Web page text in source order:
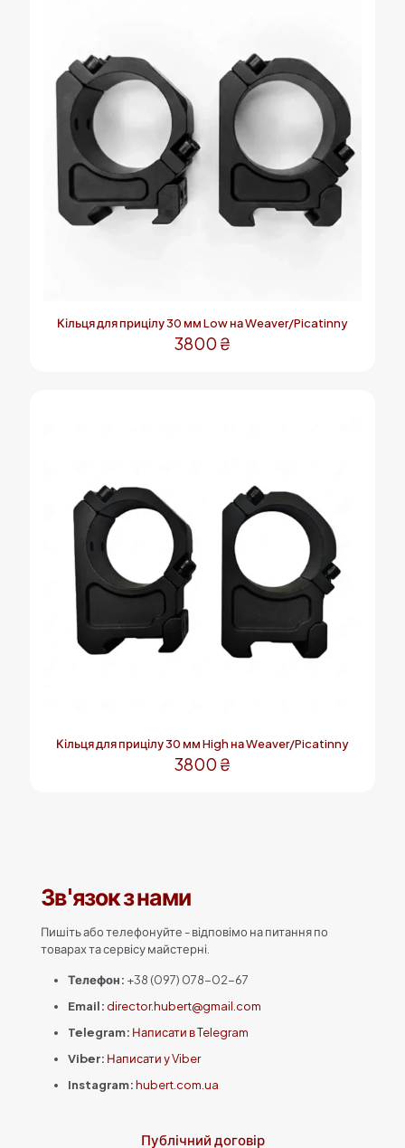
Кільця для прицілу 30 мм Low на Weaver/Picatinny
3800 ₴
Кільця для прицілу 30 мм High на Weaver/Picatinny
3800 ₴
Зв'язок з нами
Пишіть або телефонуйте - відповімо на питання по
товарах та сервісу майстерні.
Телефон: +38 (097) 078-02-67
Email: director.hubert@gmail.com
Telegram: Написати в Telegram
Viber: Написати у Viber
Instagram:hubert.com.ua
Публічний договір